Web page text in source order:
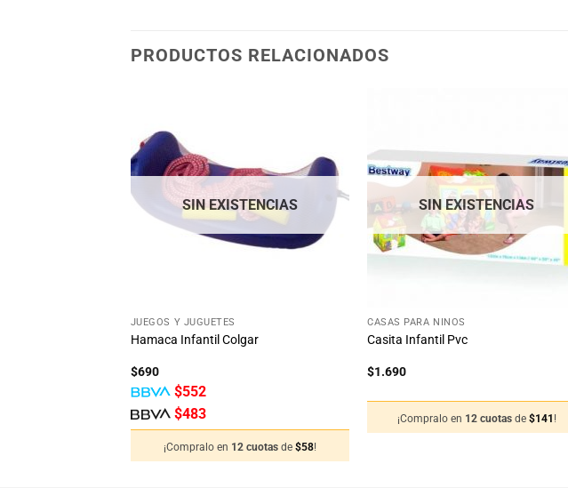
PRODUCTOS RELACIONADOS
lista
de
SIN EXISTENCIAS
JUEGOS Y JUGUETES
Hamaca Infantil Colgar
$690
$552
$483
¡Compralo en 12 cuotasde$58!
lista
de
SIN EXISTENCIAS
CASAS PARA NIÑOS
Casita Infantil Pvc
$1.690
¡Compralo en 12 cuotas de $141 !